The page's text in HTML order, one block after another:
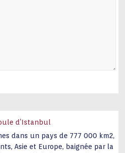
d’Istanbul
dans un pays de 777 000 km2,
Asie et Europe, baignée par la